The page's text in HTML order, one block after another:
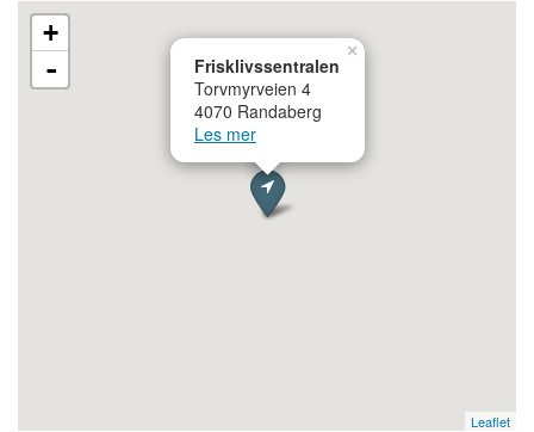
×
Frisklivssentralen
Torvmyrveien 4
4070 Randaberg
Les mer
+
-
Leaflet